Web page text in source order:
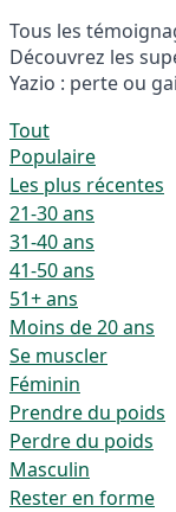
Tous les
Découvrez les
Yazio : perte ou
Tout
Populaire
Les plus récentes
21-30 ans
31-40 ans
41-50 ans
51+ ans
Moins de 20 ans
Se muscler
Féminin
Prendre du poids
Perdre du poids
Masculin
Rester en forme